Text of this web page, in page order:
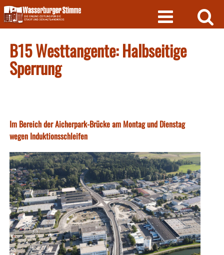
Skip
to
content
B15 Westtangente: Halbseitige
Sperrung
Im Bereich der Aicherpark-Brücke am Montag und Dienstag
wegen Induktionsschleifen